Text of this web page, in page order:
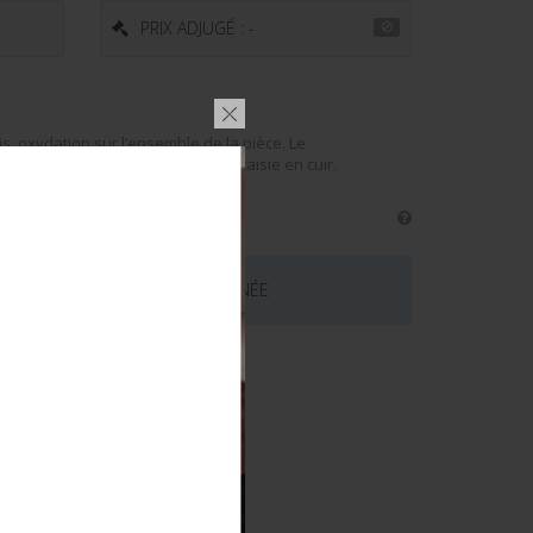
PRIX ADJUGÉ : -
oxydation sur l’ensemble de la pièce. Le
garanti. On y joint un holster fantaisie en cuir.
LOT EST MAINTENANT TERMINÉE